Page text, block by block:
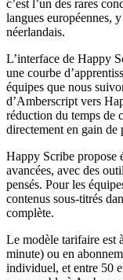
c’est l’un des rares
langues européennes,
néerlandais.
L’interface de Happy
une courbe
équipes que nous
d’Amberscript vers
réduction du temps de
directement en gain de
Happy Scribe propose
avancées, avec des
pensés. Pour les
contenus sous-titrés
complète.
Le modèle tarifaire est
minute) ou en
individuel, et entre 50